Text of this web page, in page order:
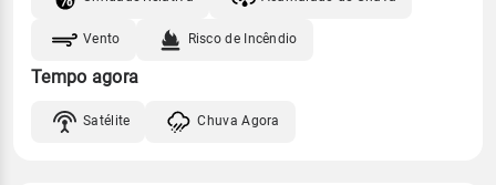
Vento Risco de Incêndio
Tempo agora
Satélite Chuva Agora